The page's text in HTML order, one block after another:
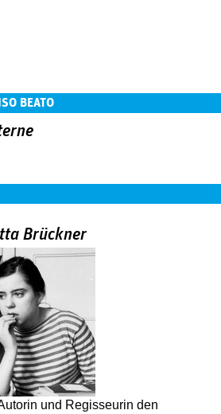
BEATO
Brückner
und Regisseurin den